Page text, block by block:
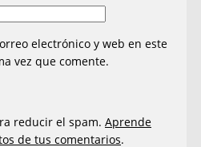
electrónico y web en este
vez que comente.
reducir el spam.Aprende
de tus comentarios.